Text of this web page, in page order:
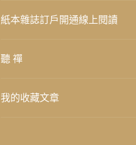
紙本雜誌訂戶開通線上閱讀
聽 禪
我的收藏文章